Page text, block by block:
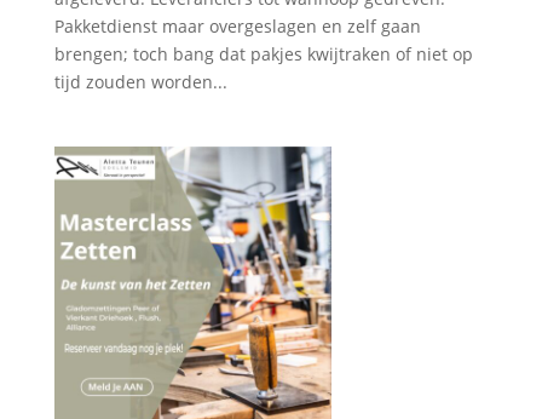
Pakketdienst maar overgeslagen en zelf gaan
brengen; toch bang dat pakjes kwijtraken of niet op
tijd zouden worden...